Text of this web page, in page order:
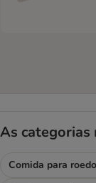
As categorias
Comida para